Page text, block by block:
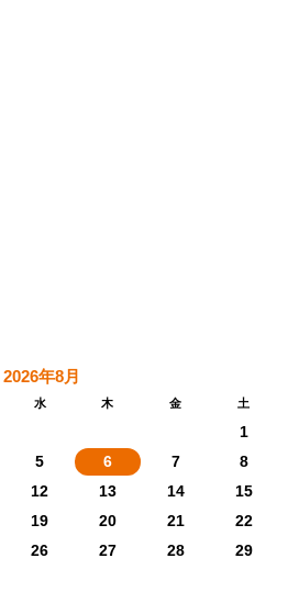
2026年8月
水 木 金 土
1
5 6 7
8
12 13 14
15
19 20 21
22
26 27 28
29